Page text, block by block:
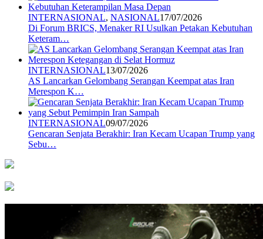
INTERNASIONAL, NASIONAL17/07/2026
Di Forum BRICS, Menaker RI Usulkan Petakan Kebutuhan
Keteram…
INTERNASIONAL13/07/2026
AS Lancarkan Gelombang Serangan Keempat atas Iran
Merespon K…
INTERNASIONAL09/07/2026
Gencaran Senjata Berakhir: Iran Kecam Ucapan Trump yang
Sebu…